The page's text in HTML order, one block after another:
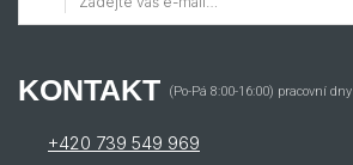
KONTAKT (Po-Pá 8:00-16:00) pracovní dny
+420 739 549 969